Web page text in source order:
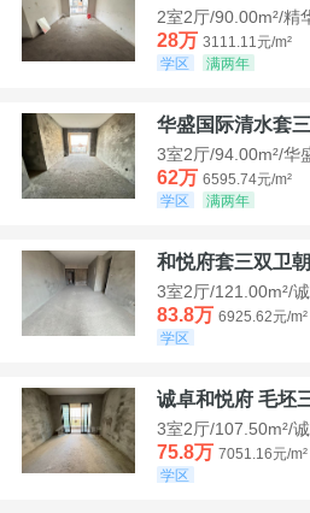
2室2厅/90.00m²/精
28万 3111.11元/m²
学区
满两年
华盛国际清水套三
3室2厅/94.00m²/华
62万 6595.74元/m²
学区
满两年
和悦府套三双卫
3室2厅/121.00m²/
83.8万 6925.62元/m²
学区
诚卓和悦府 毛坯
3室2厅/107.50m²/
75.8万 7051.16元/m²
学区